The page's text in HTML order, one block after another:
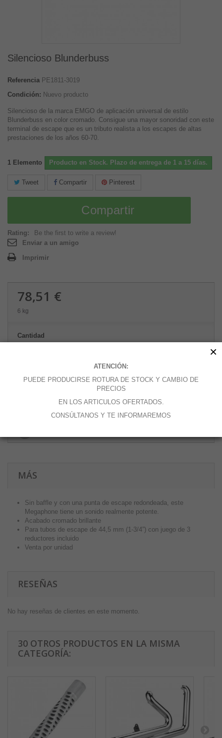
Silencioso Blunderbuss
Referencia PE1811-3019
Condición: Nuevo producto
Silencioso de la marca EMGO de aplicación universal de estilo
Blunderbuss en color cromado. Consigue una mayor sonoridad con este
terminal de escape que es un tributo realista a los escapes de altas
prestaciones de los años 60-70.
1 Elemento Producto en Stock. Plazo de entrega de 1 a 15 días.
Tweet Compartir Pinterest
Compartir
Rating:
Be the first to write a review!
Enviar a un amigo
Imprimir
78,51 €
6 kg
Cantidad
MÁS
Sin baffle y con una punta de escape redondeada, este
Megaphone tiene un sonido realmente potente.
Acabado cromado brillante
Para tubos de escape de 44,5 mm (1-3/4”) con juego de 3
reductores incluido
Venta por unidad
RESEÑAS
No hay reseñas de clientes en este momento.
30 OTROS PRODUCTOS EN LA MISMA
CATEGORÍA:
ATENCIÓN:
PUEDE PRODUCIRSE ROTURA DE STOCK Y CAMBIO DE
PRECIOS
EN LOS ARTICULOS OFERTADOS.
CONSÚLTANOS Y TE INFORMAREMOS
×